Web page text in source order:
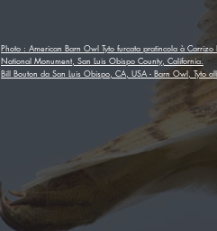
Photo : American Barn Owl Tyto furcata pratincola à Carrizo
National Monument, San Luis Obispo County, California.
Bill Bouton da San Luis Obispo, CA, USA - Barn Owl, Tyto